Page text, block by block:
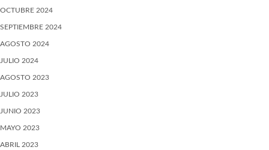
OCTUBRE 2024
SEPTIEMBRE 2024
AGOSTO 2024
JULIO 2024
AGOSTO 2023
JULIO 2023
JUNIO 2023
MAYO 2023
ABRIL 2023